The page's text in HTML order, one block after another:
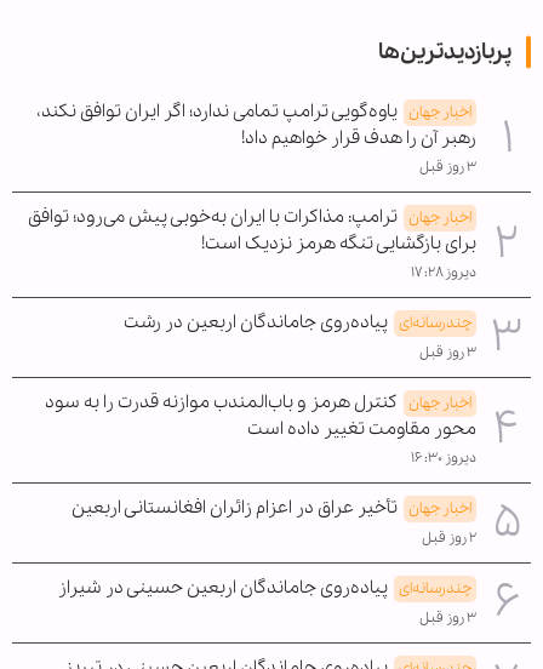
پربازدیدترین‌ها
اخبار جهان یاوه‌گویی ترامپ تمامی ندارد؛ اگر ایران توافق نکند،
رهبر آن را هدف قرار خواهیم داد!
۳ روز قبل
اخبار جهان ترامپ: مذاکرات با ایران به‌خوبی پیش می‌رود؛ توافق
برای بازگشایی تنگه هرمز نزدیک است!
دیروز ۱۷:۲۸
چندرسانه‌ای پیاده‌روی جاماندگان اربعین در رشت
۳ روز قبل
اخبار جهان کنترل هرمز و باب‌المندب موازنه قدرت را به سود
محور مقاومت تغییر داده است
دیروز ۱۶:۳۰
اخبار جهان تأخیر عراق در اعزام زائران افغانستانی اربعین
۲ روز قبل
چندرسانه‌ای پیاده‌روی جاماندگان اربعین حسینی در شیراز
۳ روز قبل